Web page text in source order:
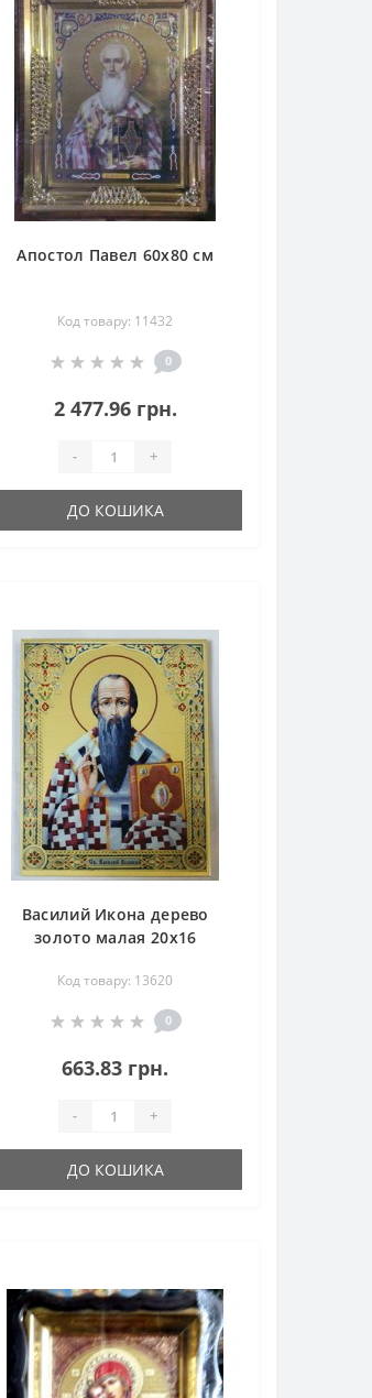
Апостол Павел 60х80 см
Код товару: 11432
0
2 477.96 грн.
- +
ДО КОШИКА
Василий Икона дерево
золото малая 20х16
Код товару: 13620
0
663.83 грн.
- +
ДО КОШИКА